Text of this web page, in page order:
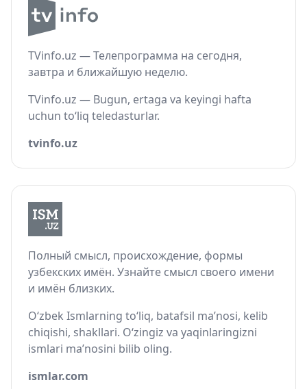
TVinfo.uz — Телепрограмма на сегодня,
завтра и ближайшую неделю.
TVinfo.uz — Bugun, ertaga va keyingi hafta
uchun to‘liq teledasturlar.
tvinfo.uz
Полный смысл, происхождение, формы
узбекских имён. Узнайте смысл своего имени
и имён близких.
O‘zbek Ismlarning to‘liq, batafsil ma’nosi, kelib
chiqishi, shakllari. O‘zingiz va yaqinlaringizni
ismlari ma’nosini bilib oling.
ismlar.com